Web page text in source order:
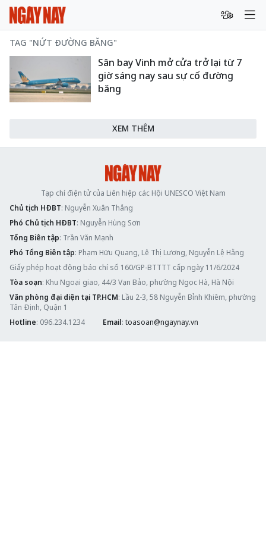
TAG "NỨT ĐƯỜNG BĂNG"
Sân bay Vinh mở cửa trở lại từ 7
giờ sáng nay sau sự cố đường
băng
XEM THÊM
Tạp chí điện tử của Liên hiệp các Hội UNESCO Việt Nam
Chủ tịch HĐBT: Nguyễn Xuân Thắng
Phó Chủ tịch HĐBT: Nguyễn Hùng Sơn
Tổng Biên tập: Trần Văn Mạnh
Phó Tổng Biên tập: Phạm Hữu Quang, Lê Thị Lương, Nguyễn Lệ Hằng
Giấy phép hoạt động báo chí số 160/GP-BTTTT cấp ngày 11/6/2024
Tòa soạn: Khu Ngoại giao, 44/3 Vạn Bảo, phường Ngọc Hà, Hà Nội
Văn phòng đại diện tại TP.HCM: Lầu 2-3, 58 Nguyễn Bỉnh Khiêm, phường
Tân Định, Quận 1
Hotline: 096.234.1234 Email: toasoan@ngaynay.vn